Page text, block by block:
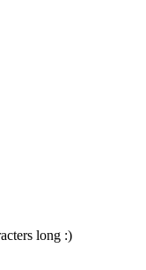
long :)